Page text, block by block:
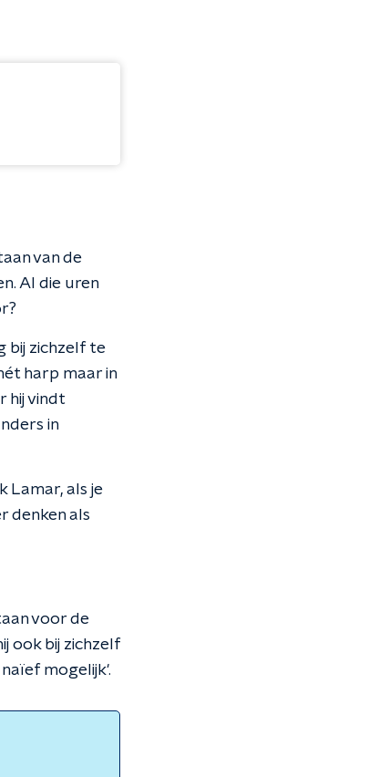
van de
Al die uren
bij zichzelf te
harp maar in
hij vindt
in
Lamar, als je
denken als
voor de
ook bij zichzelf
mogelijk'.